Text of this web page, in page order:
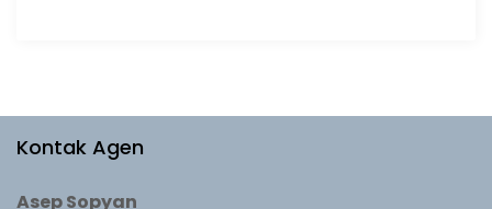
Kontak Agen
Asep Sopyan